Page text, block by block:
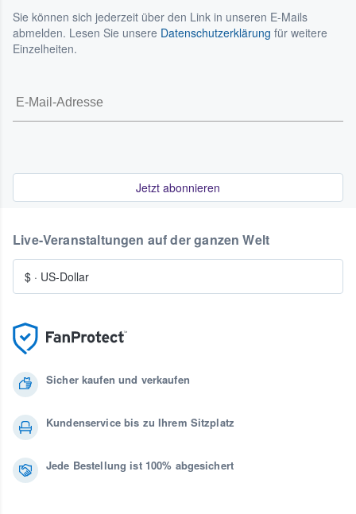
Sie können sich jederzeit über den Link in unseren E-Mails
abmelden. Lesen Sie unsere Datenschutzerklärung für weitere
Einzelheiten.
Jetzt abonnieren
Sicher kaufen und verkaufen
Kundenservice bis zu Ihrem Sitzplatz
Jede Bestellung ist 100% abgesichert
Live-Veranstaltungen auf der ganzen Welt
$ · US-Dollar